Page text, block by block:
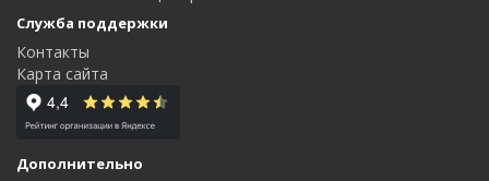
Служба поддержки
Контакты
Карта сайта
Дополнительно